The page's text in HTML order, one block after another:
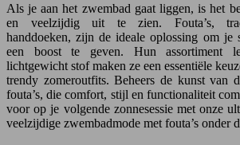
Als je aan het zwembad gaat liggen, is het
en veelzijdig uit te zien. Fouta’s,
handdoeken, zijn de ideale oplossing om je
een boost te geven. Hun assortiment
lichtgewicht stof maken ze een essentiële
trendy zomeroutfits. Beheers de kunst van
fouta’s, die comfort, stijl en functionaliteit
voor op je volgende zonnesessie met onze
veelzijdige zwembadmode met fouta’s onder